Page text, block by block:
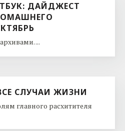
ДАЙДЖЕСТ
...
СЛУЧАИ ЖИЗНИ
главного расхитителя